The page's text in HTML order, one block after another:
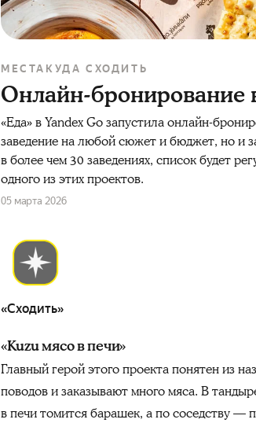
МЕСТА КУДА СХОДИТЬ
Онлайн-бронирование
«Еда» в Yandex Go запустила онлайн-
заведение на любой сюжет и бюджет, но и
в более чем 30 заведениях, список будет
одного из этих проектов.
05 марта 2026
«Сходить»
«Kuzu мясо в печи»
Главный герой этого проекта понятен из
поводов и заказывают много мяса. В
в печи томится барашек, а по соседству